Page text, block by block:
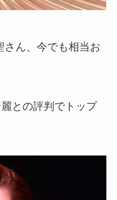
さん、今でも相当お
との評判でトップ